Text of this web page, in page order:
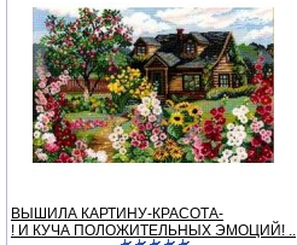
ВЫШИЛА КАРТИНУ-КРАСОТА-
! И КУЧА ПОЛОЖИТЕЛЬНЫХ ЭМОЦИЙ! ..